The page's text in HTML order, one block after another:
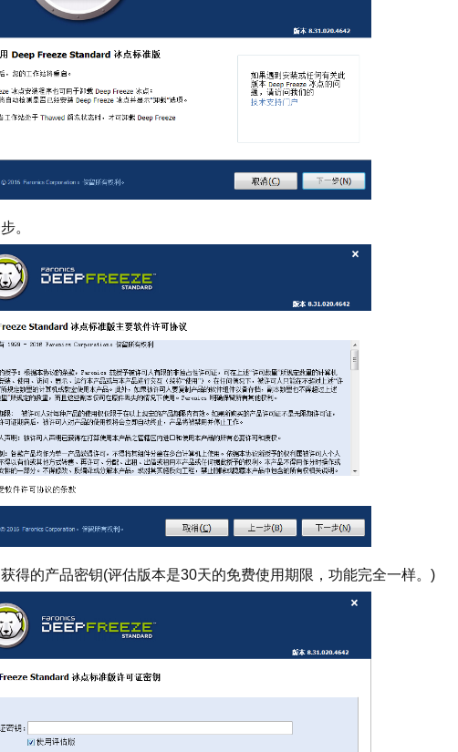
。
的产品密钥(评估版本是30天的免费使用期限，功能完全一样。)